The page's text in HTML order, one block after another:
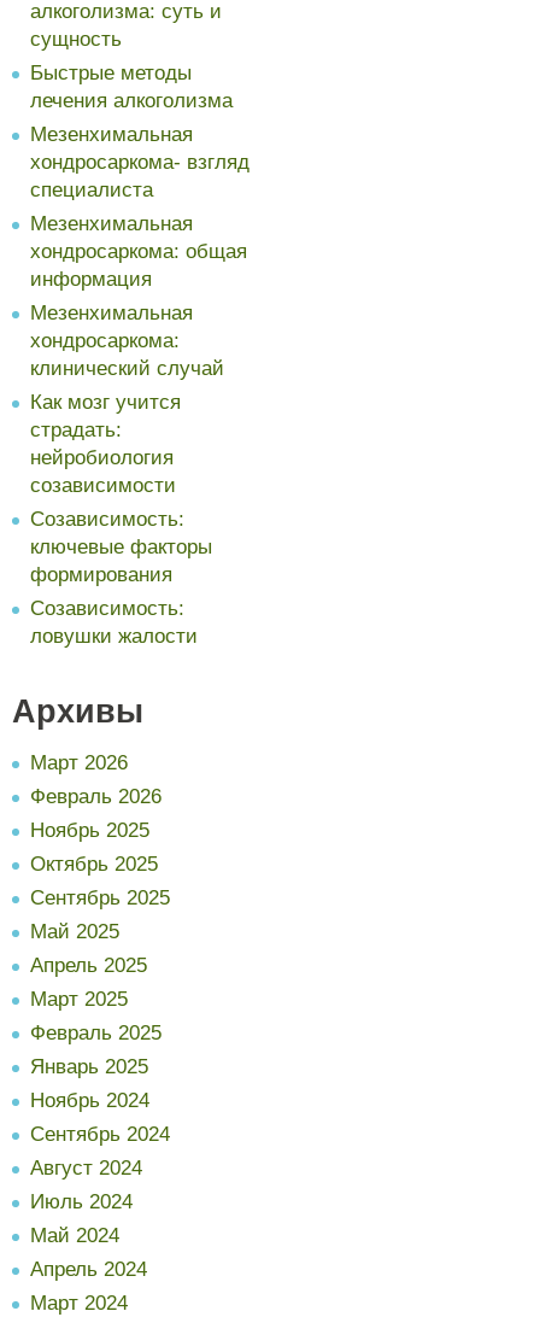
алкоголизма: суть и
сущность
Быстрые методы
лечения алкоголизма
Мезенхимальная
хондросаркома- взгляд
специалиста
Мезенхимальная
хондросаркома: общая
информация
Мезенхимальная
хондросаркома:
клинический случай
Как мозг учится
страдать:
нейробиология
созависимости
Созависимость:
ключевые факторы
формирования
Созависимость:
ловушки жалости
Архивы
Март 2026
Февраль 2026
Ноябрь 2025
Октябрь 2025
Сентябрь 2025
Май 2025
Апрель 2025
Март 2025
Февраль 2025
Январь 2025
Ноябрь 2024
Сентябрь 2024
Август 2024
Июль 2024
Май 2024
Апрель 2024
Март 2024